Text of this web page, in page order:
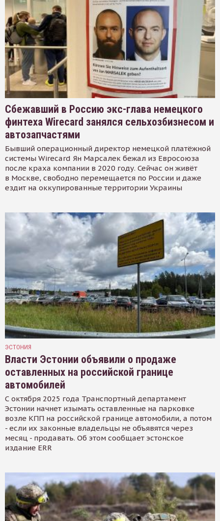
Сбежавший в Россию экс-глава немецкого
финтеха Wirecard занялся сельхозбизнесом и
автозапчастями
Бывший операционный директор немецкой платёжной
системы Wirecard Ян Марсалек бежал из Евросоюза
после краха компании в 2020 году. Сейчас он живёт
в Москве, свободно перемещается по России и даже
ездит на оккупированные территории Украины
ЭСТОНИЯ
Власти Эстонии объявили о продаже
оставленных на российской границе
автомобилей
С октября 2025 года Транспортный департамент
Эстонии начнет изымать оставленные на парковке
возле КПП на российской границе автомобили, а потом
- если их законные владельцы не объявятся через
месяц - продавать. Об этом сообщает эстонское
издание ERR